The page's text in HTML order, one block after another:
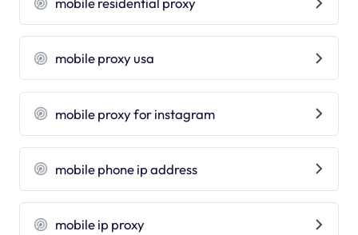
mobile proxy usa
mobile proxy for instagram
mobile phone ip address
mobile ip proxy